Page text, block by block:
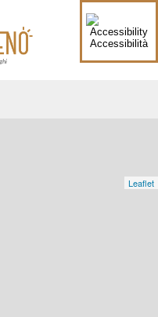
Accessibilità
Leaflet